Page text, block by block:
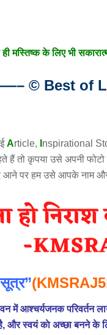
मस्तिष्क के लिए भी
© Best of
Article, nspirational
हैं तो कृपया उसे अपनी
आने पर हम उसे आपके नाम
में आश्चर्यजनक परिवर्तन
और स्वयं काे अच्छा बनने के